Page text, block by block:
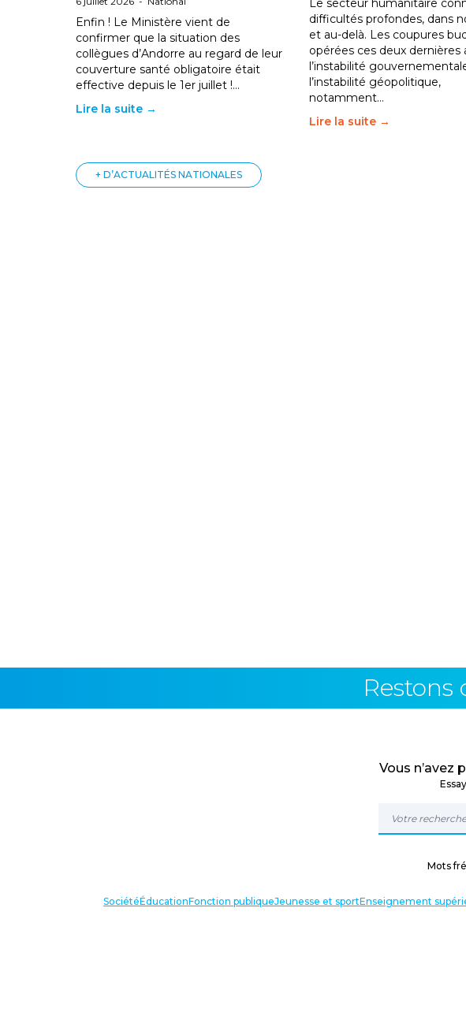
Enfin ! Le Ministère vient de
confirmer que la situation des
collègues d’Andorre au regard de leur
couverture santé obligatoire était
effective depuis le 1er juillet !…
Lire la suite →
Le secteur humanitaire
difficultés profondes, dans
et au-delà. Les coupures
opérées ces deux dernières
l’instabilité
l’instabilité géopolitique,
notamment…
Lire la suite →
+ D’ACTUALITÉS NATIONALES
Restons
Vous n’avez
Mots
SociétéÉducationFonction publiqueJeunesse et sportEnseignement